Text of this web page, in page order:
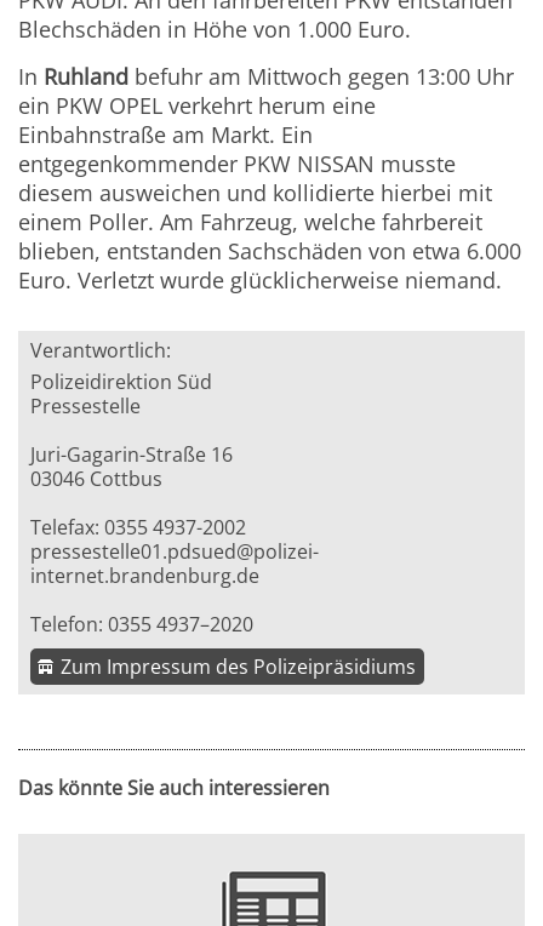
Blechschäden in Höhe von 1.000 Euro.
In Ruhland befuhr am Mittwoch gegen 13:00 Uhr
ein PKW OPEL verkehrt herum eine
Einbahnstraße am Markt. Ein
entgegenkommender PKW NISSAN musste
diesem ausweichen und kollidierte hierbei mit
einem Poller. Am Fahrzeug, welche fahrbereit
blieben, entstanden Sachschäden von etwa 6.000
Euro. Verletzt wurde glücklicherweise niemand.
Verantwortlich:
Polizeidirektion Süd
Pressestelle
Juri-Gagarin-Straße 16
03046 Cottbus
Telefax: 0355 4937-2002
pressestelle01.pdsued@polizei-
internet.brandenburg.de
Telefon: 0355 4937–2020
Zum Impressum des Polizeipräsidiums
Das könnte Sie auch interessieren